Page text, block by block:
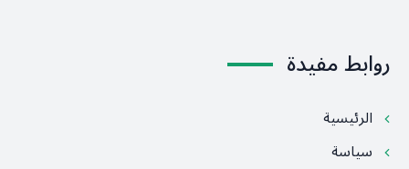
روابط مفيدة
الرئيسية
سياسة